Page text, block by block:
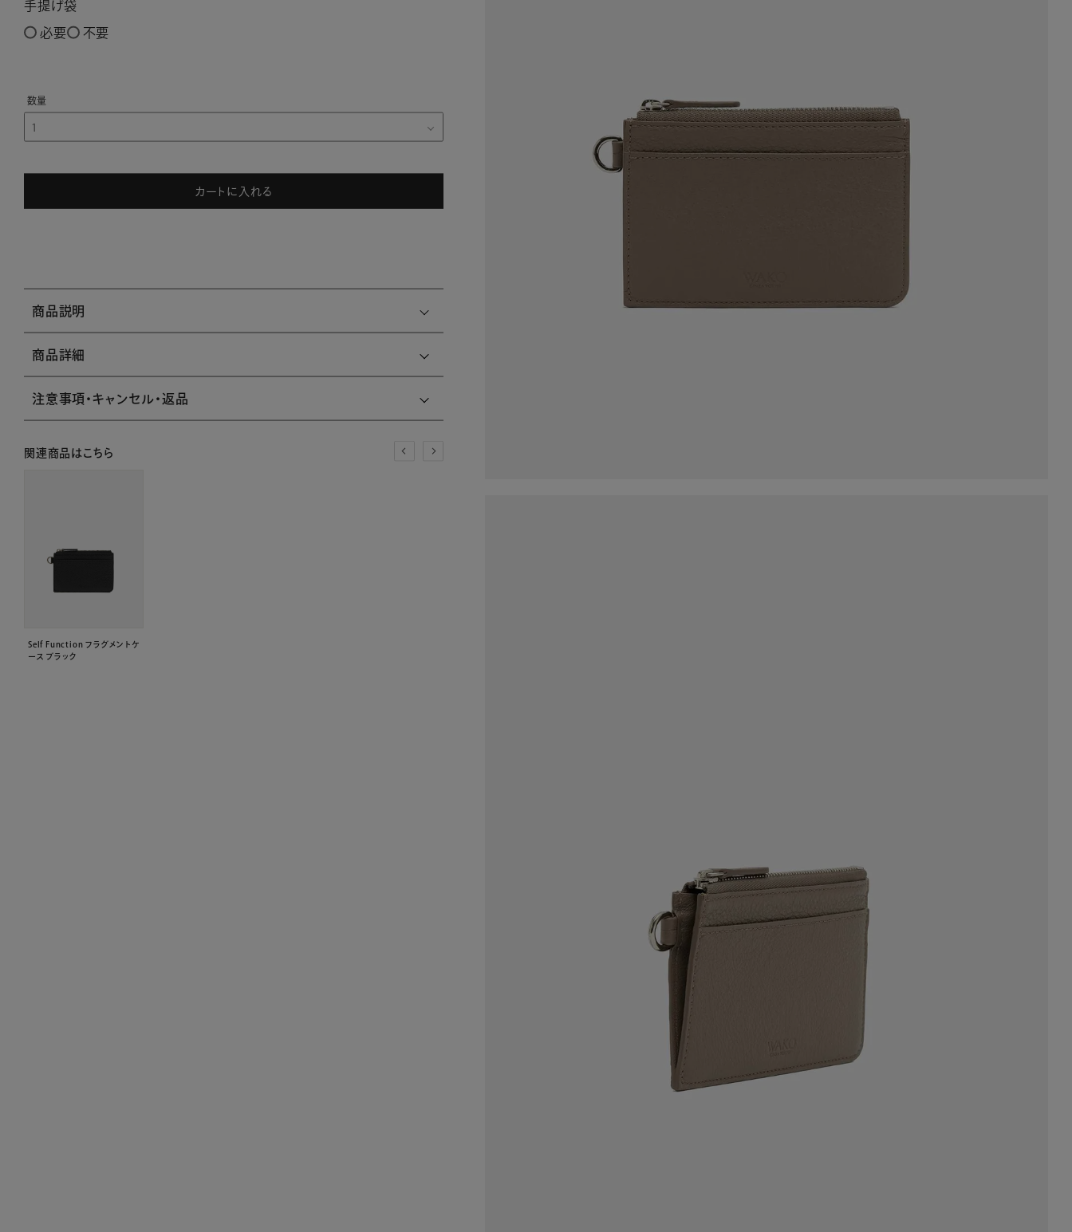
手提げ袋
必要 不要
カートに入れる
商品説明
商品詳細
注意事項・キャンセル・返品
関連商品はこちら
Self Function フラグメントケ
ース ブラック